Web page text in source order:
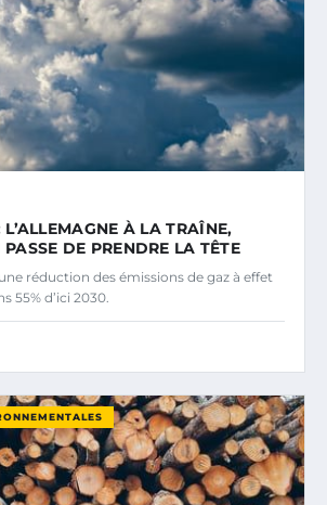
À LA TRAÎNE,
PASSE DE PRENDRE LA TÊTE
réduction des émissions de gaz à effet
55% d’ici 2030.